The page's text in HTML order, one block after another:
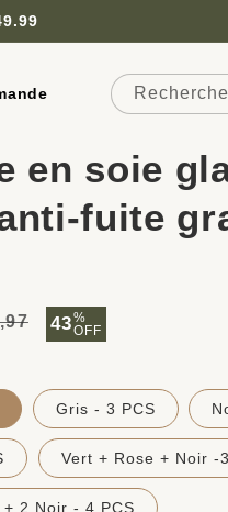
Recherche
en soie
fuite
Prix
43%
OFF
Gris - 3 PCS
Vert + Rose + Noir -
2 Noir - 4 PCS